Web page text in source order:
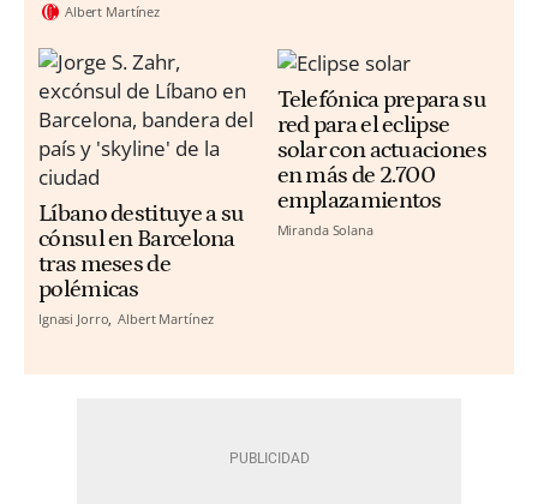
Albert Martínez
Líbano destituye a su
cónsul en Barcelona
tras meses de
polémicas
Ignasi Jorro Albert Martínez
Telefónica prepara su
red para el eclipse
solar con actuaciones
en más de 2.700
emplazamientos
Miranda Solana